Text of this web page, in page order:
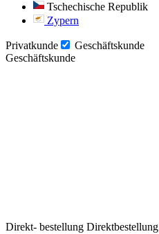
Tschechische Republik
Zypern
Privatkunde
Geschäftskunde
Geschäftskunde
Direkt- bestellung Direktbestellung